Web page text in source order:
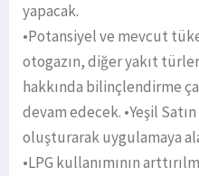
yapacak.
•Potansiyel ve mevcut
otogazın, diğer yakıt
hakkında bilinçlendirme
devam edecek. •Yeşil
oluşturarak uygulamaya
•LPG kullanımının